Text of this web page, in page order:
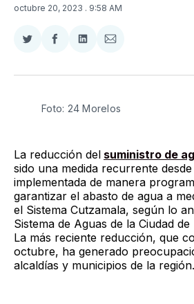
octubre 20, 2023 . 9:58 AM
Compartir
Twitter
Compartir
Facebook
Compartir
LinkedIn
Compartir
Email
Foto: 24 Morelos
La reducción del suministro de
sido una medida recurrente
implementada de manera
garantizar el abasto de agua a
el Sistema Cutzamala, según lo
Sistema de Aguas de la Ciudad
La más reciente reducción, que
octubre, ha generado
alcaldías y municipios de la región.